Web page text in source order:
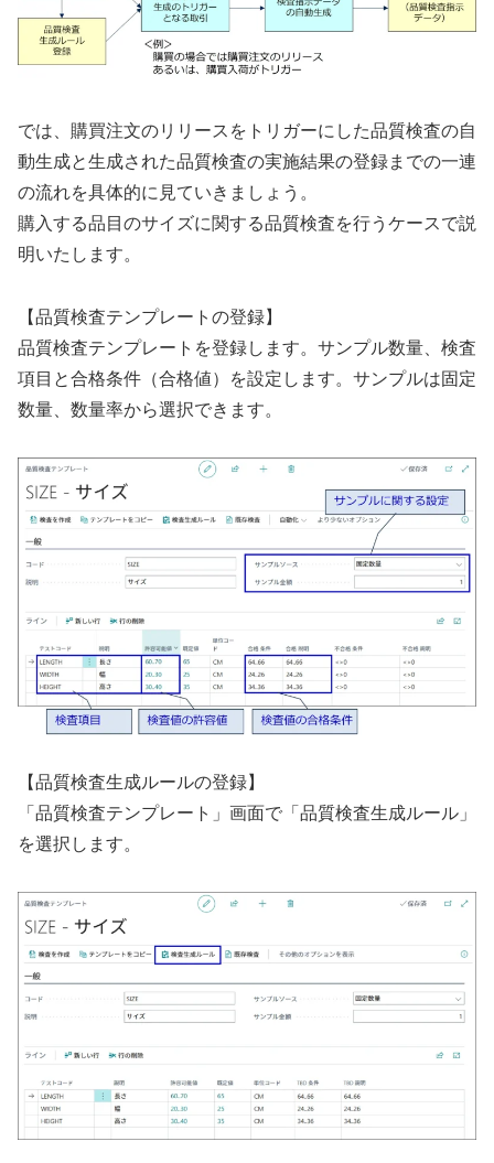
では、購買注文のリリースをトリガーにした品質検査の自
動生成と生成された品質検査の実施結果の登録までの一連
の流れを具体的に見ていきましょう。
購入する品目のサイズに関する品質検査を行うケースで説
明いたします。
【品質検査テンプレートの登録】
品質検査テンプレートを登録します。サンプル数量、検査
項目と合格条件（合格値）を設定します。サンプルは固定
数量、数量率から選択できます。
【品質検査生成ルールの登録】
「品質検査テンプレート」画面で「品質検査生成ルール」
を選択します。